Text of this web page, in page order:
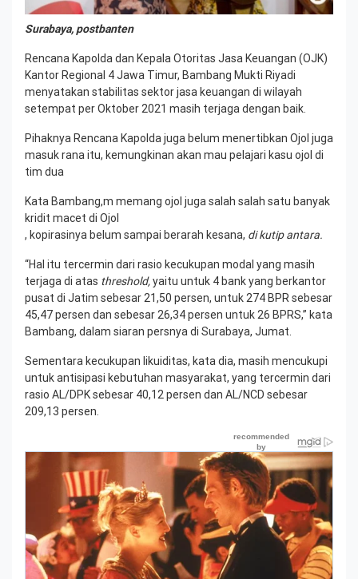
Surabaya, postbanten
Rencana Kapolda dan Kepala Otoritas Jasa Keuangan (OJK)
Kantor Regional 4 Jawa Timur, Bambang Mukti Riyadi
menyatakan stabilitas sektor jasa keuangan di wilayah
setempat per Oktober 2021 masih terjaga dengan baik.
Pihaknya Rencana Kapolda juga belum menertibkan Ojol juga
masuk rana itu, kemungkinan akan mau pelajari kasu ojol di
tim dua
Kata Bambang,m memang ojol juga salah salah satu banyak
kridit macet di Ojol
, kopirasinya belum sampai berarah kesana, di kutip antara.
“Hal itu tercermin dari rasio kecukupan modal yang masih
terjaga di atas threshold,yaitu untuk 4 bank yang berkantor
pusat di Jatim sebesar 21,50 persen, untuk 274 BPR sebesar
45,47 persen dan sebesar 26,34 persen untuk 26 BPRS,” kata
Bambang, dalam siaran persnya di Surabaya, Jumat.
Sementara kecukupan likuiditas, kata dia, masih mencukupi
untuk antisipasi kebutuhan masyarakat, yang tercermin dari
rasio AL/DPK sebesar 40,12 persen dan AL/NCD sebesar
209,13 persen.